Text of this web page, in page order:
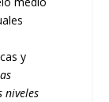
y
niveles